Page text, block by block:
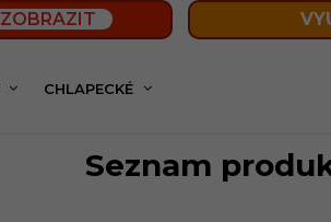
ZOBRAZIT
CHLAPECKÉ
Seznam